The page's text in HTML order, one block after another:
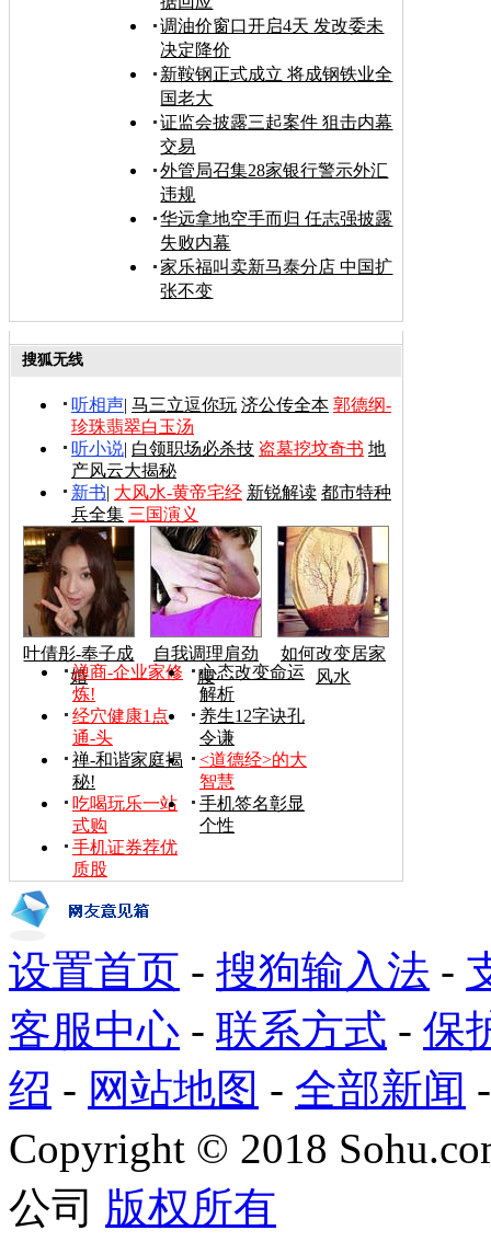
调油价窗口开启4天 发改委未
决定降价
新鞍钢正式成立 将成钢铁业全
国老大
证监会披露三起案件 狙击内幕
交易
外管局召集28家银行警示外汇
违规
华远拿地空手而归 任志强披露
失败内幕
家乐福叫卖新马泰分店 中国扩
张不变
搜狐无线
听相声| 马三立逗你玩 济公传全本 郭德纲-
珍珠翡翠白玉汤
听小说| 白领职场必杀技 盗墓挖坟奇书 地
产风云大揭秘
新书| 大风水-黄帝宅经 新锐解读 都市特种
兵全集 三国演义
叶倩彤-奉子成
婚
自我调理肩劲
腰
如何改变居家
风水
禅商-企业家修
炼!
心态改变命运
解析
经穴健康1点
通-头
养生12字诀孔
令谦
禅-和谐家庭揭
秘!
<道德经>的大
智慧
吃喝玩乐一站
式购
手机签名彰显
个性
手机证券荐优
质股
设置首页 - 搜狗输入法 -
客服中心 - 联系方式 - 保
绍 - 网站地图 - 全部新闻
Copyright © 2018
公司 版权所有